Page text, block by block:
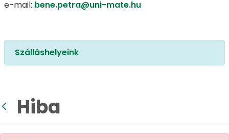
e-mail: bene.petra@uni-mate.hu
Szálláshelyeink
Hiba